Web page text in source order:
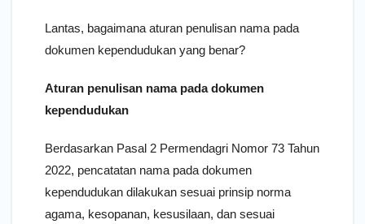
Lantas, bagaimana aturan penulisan nama pada
dokumen kependudukan yang benar?
Aturan penulisan nama pada dokumen
kependudukan
Berdasarkan Pasal 2 Permendagri Nomor 73 Tahun
2022, pencatatan nama pada dokumen
kependudukan dilakukan sesuai prinsip norma
agama, kesopanan, kesusilaan, dan sesuai